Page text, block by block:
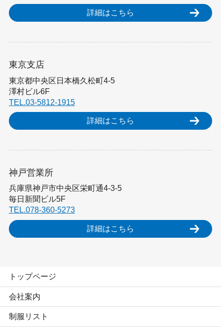
詳細はこちら
東京支店
東京都中央区日本橋久松町4-5
澤村ビル6F
TEL.03-5812-1915
詳細はこちら
神戸営業所
兵庫県神戸市中央区栄町通4-3-5
毎日新聞ビル5F
TEL.078-360-5273
詳細はこちら
トップページ
会社案内
制服リスト